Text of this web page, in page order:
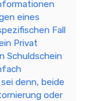
eines
Fall
Privat
Schuldschein
denn, beide
oder